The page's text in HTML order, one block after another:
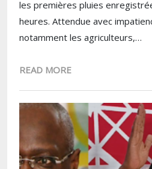
les premières pluies
heures. Attendue avec
notamment les agriculteurs,…
READ MORE